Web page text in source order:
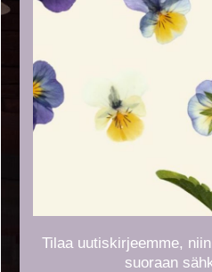
Tilaa uutiskirjeemme,
suoraan